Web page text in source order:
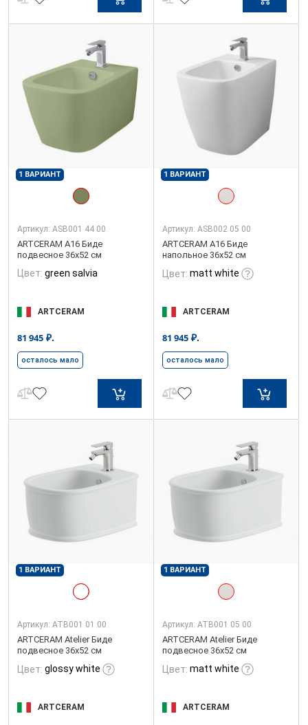
1 ВАРИАНТ
Артикул: ASB001 44 00
ARTCERAM A16 Биде
подвесное 36х52 см
Цвет: green salvia
ARTCERAM
81 945 ₽.
осталось мало
1 ВАРИАНТ
Артикул: ASB002 05 00
ARTCERAM A16 Биде
напольное 36х52 см
Цвет: matt white
ARTCERAM
81 945 ₽.
осталось мало
1 ВАРИАНТ
Артикул: ATB001 01 00
ARTCERAM Atelier Биде
подвесное 36х52 см
Цвет: glossy white
ARTCERAM
1 ВАРИАНТ
Артикул: ATB001 05 00
ARTCERAM Atelier Биде
подвесное 36х52 см
Цвет: matt white
ARTCERAM